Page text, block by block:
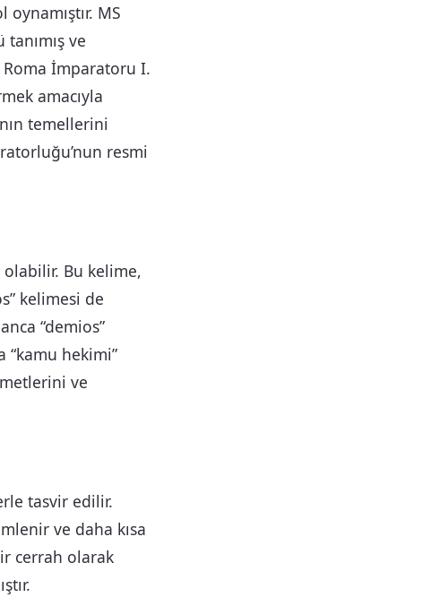
MS
ve
Roma İmparatoru I.
amacıyla
temellerini
resmi
olabilir. Bu kelime,
kelimesi de
“demios”
hekimi”
ve
tasvir edilir.
ve daha kısa
cerrah olarak